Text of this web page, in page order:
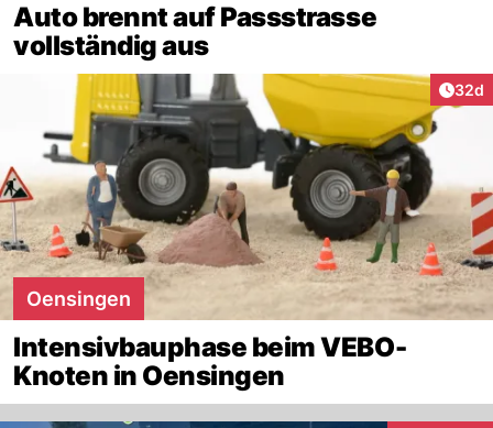
Auto brennt auf Passstrasse
vollständig aus
32d
Oensingen
Intensivbauphase beim VEBO-
Knoten in Oensingen